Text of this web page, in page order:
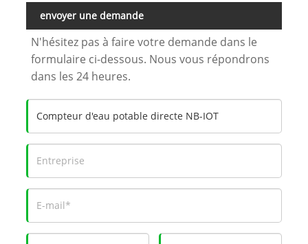
envoyer une demande
N'hésitez pas à faire votre demande dans le
formulaire ci-dessous. Nous vous répondrons
dans les 24 heures.